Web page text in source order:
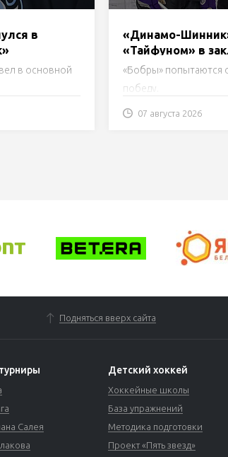
в
в основной
«Динамо-
«Тайфуном» в
день турнира в
Трансляция
«Бобры» попытаются
победу.
07 августа 2026
Подняться вверх сайта
Салея
Детский хоккей
Хоккейные школы
База упражнений
Методика подготовки
Проект «Пять звезд»